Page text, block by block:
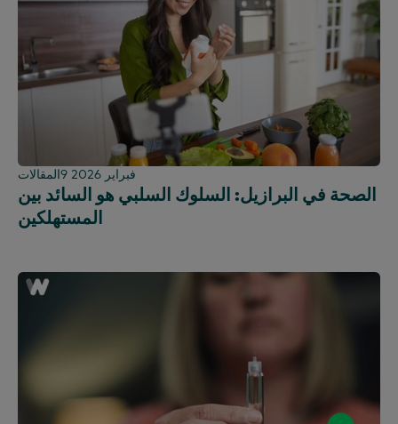
المقالات 9 فبراير 2026
الصحة في البرازيل: السلوك السلبي هو السائد بين
المستهلكين